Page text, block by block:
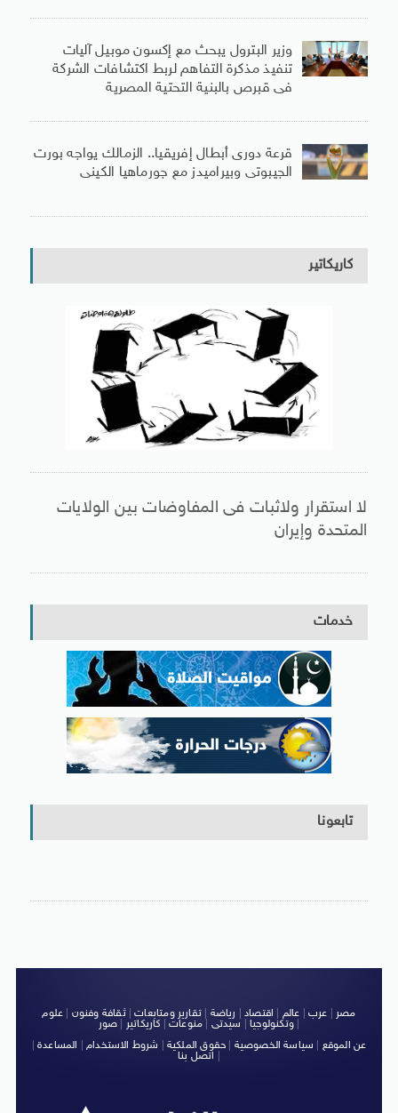
وزير البترول يبحث مع إكسون موبيل آليات
تنفيذ مذكرة التفاهم لربط اكتشافات الشركة
فى قبرص بالبنية التحتية المصرية
قرعة دورى أبطال إفريقيا.. الزمالك يواجه بورت
الجيبوتى وبيراميدز مع جورماهيا الكينى
كاريكاتير
لا استقرار ولاثبات فى المفاوضات بين الولايات
المتحدة وإيران
خدمات
تابعونا
مصر عرب عالم اقتصاد رياضة |تقارير ومتابعات|ثقافة وفنون
علوم
وتكنولوجيا| سيدتى منوعات كاريكاتير صور
|
عن الموقع
سياسة الخصوصية حقوق الملكية شروط الاستخدام| المساعدة|
اتصل بنا